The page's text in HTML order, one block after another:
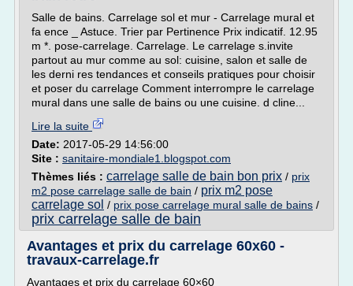
Salle de bains. Carrelage sol et mur - Carrelage mural et
fa ence _ Astuce. Trier par Pertinence Prix indicatif. 12.95
m *. pose-carrelage. Carrelage. Le carrelage s.invite
partout au mur comme au sol: cuisine, salon et salle de
les derni res tendances et conseils pratiques pour choisir
et poser du carrelage Comment interrompre le carrelage
mural dans une salle de bains ou une cuisine. d cline...
Lire la suite
Date: 2017-05-29 14:56:00
Site : sanitaire-mondiale1.blogspot.com
Thèmes liés : carrelage salle de bain bon prix / prix
m2 pose carrelage salle de bain / prix m2 pose
carrelage sol / prix pose carrelage mural salle de bains /
prix carrelage salle de bain
Avantages et prix du carrelage 60x60 -
travaux-carrelage.fr
Avantages et prix du carrelage 60×60